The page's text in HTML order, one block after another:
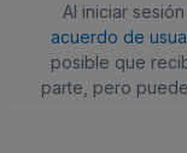
Al iniciar
acuerdo de
posible que
parte, pero